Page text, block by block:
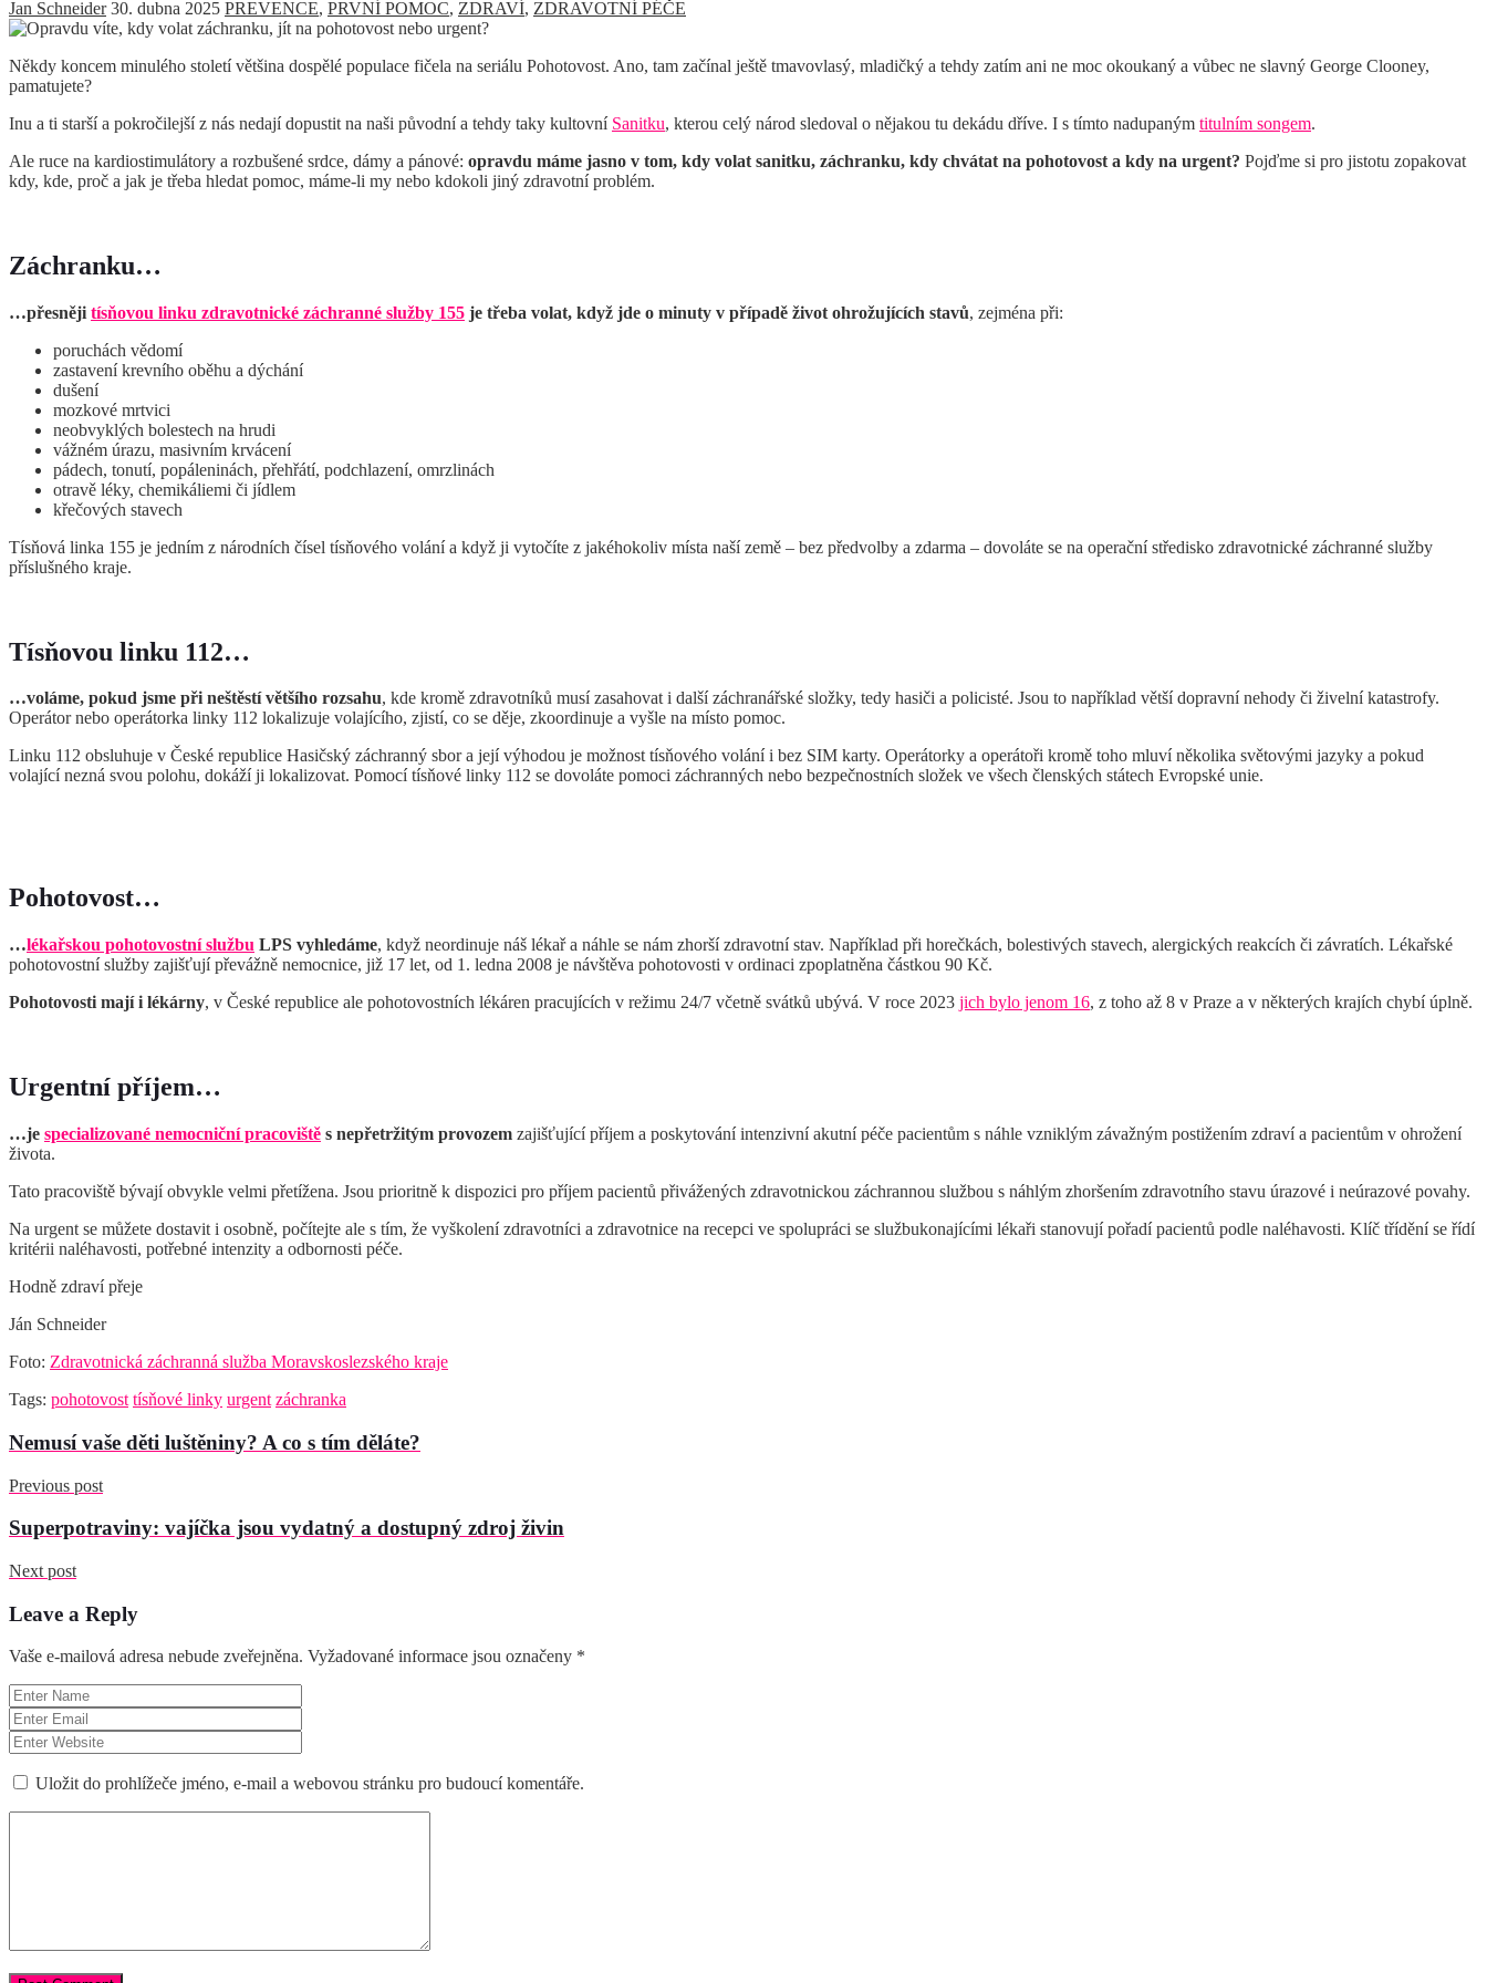
Jan Schneider 30. dubna 2025 PREVENCE, PRVNÍ POMOC, ZDRAVÍ, ZDRAVOTNÍ PÉČE
Někdy koncem minulého století většina dospělé populace fičela na seriálu Pohotovost. Ano, tam začínal ještě tmavovlasý, mladičký a tehdy zatím ani ne moc okoukaný a vůbec ne slavný George Clooney,
pamatujete?
Inu a ti starší a pokročilejší z nás nedají dopustit na naši původní a tehdy taky kultovní Sanitku, kterou celý národ sledoval o nějakou tu dekádu dříve. I s tímto nadupaným titulním songem.
Ale ruce na kardiostimulátory a rozbušené srdce, dámy a pánové: opravdu máme jasno v tom, kdy volat sanitku, záchranku, kdy chvátat na pohotovost a kdy na urgent? Pojďme si pro jistotu zopakovat
kdy, kde, proč a jak je třeba hledat pomoc, máme-li my nebo kdokoli jiný zdravotní problém.
Záchranku…
…přesněji tísňovou linku zdravotnické záchranné služby 155 je třeba volat, když jde o minuty v případě život ohrožujících stavů, zejména při:
poruchách vědomí
zastavení krevního oběhu a dýchání
dušení
mozkové mrtvici
neobvyklých bolestech na hrudi
vážném úrazu, masivním krvácení
pádech, tonutí, popáleninách, přehřátí, podchlazení, omrzlinách
otravě léky, chemikáliemi či jídlem
křečových stavech
Tísňová linka 155 je jedním z národních čísel tísňového volání a když ji vytočíte z jakéhokoliv místa naší země – bez předvolby a zdarma – dovoláte se na operační středisko zdravotnické záchranné služby
příslušného kraje.
Tísňovou linku 112…
…voláme, pokud jsme při neštěstí většího rozsahu, kde kromě zdravotníků musí zasahovat i další záchranářské složky, tedy hasiči a policisté. Jsou to například větší dopravní nehody či živelní katastrofy.
Operátor nebo operátorka linky 112 lokalizuje volajícího, zjistí, co se děje, zkoordinuje a vyšle na místo pomoc.
Linku 112 obsluhuje v České republice Hasičský záchranný sbor a její výhodou je možnost tísňového volání i bez SIM karty. Operátorky a operátoři kromě toho mluví několika světovými jazyky a pokud
volající nezná svou polohu, dokáží ji lokalizovat. Pomocí tísňové linky 112 se dovoláte pomoci záchranných nebo bezpečnostních složek ve všech členských státech Evropské unie.
Pohotovost…
…lékařskou pohotovostní službu LPS vyhledáme, když neordinuje náš lékař a náhle se nám zhorší zdravotní stav. Například při horečkách, bolestivých stavech, alergických reakcích či závratích. Lékařské
pohotovostní služby zajišťují převážně nemocnice, již 17 let, od 1. ledna 2008 je návštěva pohotovosti v ordinaci zpoplatněna částkou 90 Kč.
Pohotovosti mají i lékárny, v České republice ale pohotovostních lékáren pracujících v režimu 24/7 včetně svátků ubývá. V roce 2023 jich bylo jenom 16, z toho až 8 v Praze a v některých krajích chybí úplně.
Urgentní příjem…
…je specializované nemocniční pracoviště s nepřetržitým provozem zajišťující příjem a poskytování intenzivní akutní péče pacientům s náhle vzniklým závažným postižením zdraví a pacientům v ohrožení
života.
Tato pracoviště bývají obvykle velmi přetížena. Jsou prioritně k dispozici pro příjem pacientů přivážených zdravotnickou záchrannou službou s náhlým zhoršením zdravotního stavu úrazové i neúrazové povahy.
Na urgent se můžete dostavit i osobně, počítejte ale s tím, že vyškolení zdravotníci a zdravotnice na recepci ve spolupráci se službukonajícími lékaři stanovují pořadí pacientů podle naléhavosti. Klíč třídění se řídí
kritérii naléhavosti, potřebné intenzity a odbornosti péče.
Hodně zdraví přeje
Ján Schneider
Foto: Zdravotnická záchranná služba Moravskoslezského kraje
Tags: pohotovost tísňové linky urgent záchranka
Nemusí vaše děti luštěniny? A co s tím děláte?
Previous post
Superpotraviny: vajíčka jsou vydatný a dostupný zdroj živin
Next post
Leave a Reply
Vaše e-mailová adresa nebude zveřejněna. Vyžadované informace jsou označeny *
Uložit do prohlížeče jméno, e-mail a webovou stránku pro budoucí komentáře.